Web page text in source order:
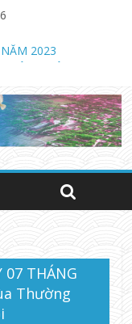
2023
HÔN NHÂN
LÝ DỰ TÒNG VÀ
07 THÁNG
Thường